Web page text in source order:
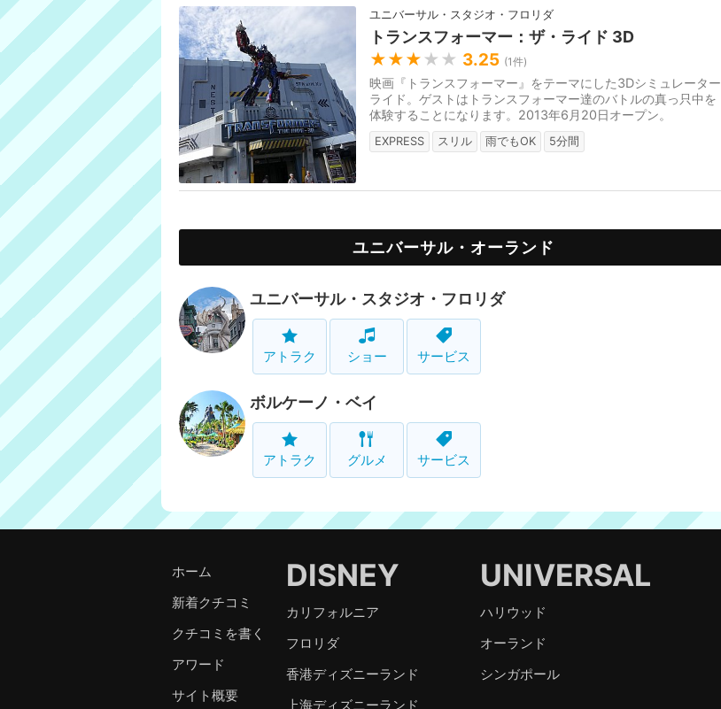
ユニバーサル・スタジオ・フロリダ
トランスフォーマー：ザ・ライド 3D
★★★ ★★ 3.25 (1件)
映画『トランスフォーマー』をテーマにした3Dシミュレーター
ライド。ゲストはトランスフォーマー達のバトルの真っ只中を
体験することになります。2013年6月20日オープン。
EXPRESS スリル 雨でもOK 5分間
ユニバーサル・オーランド
ユニバーサル・スタジオ・フロリダ
アトラク ショー サービス
ボルケーノ・ベイ
アトラク グルメ サービス
ホーム
新着クチコミ
クチコミを書く
アワード
サイト概要
DISNEY
カリフォルニア
フロリダ
香港ディズニーランド
上海ディズニーランド
UNIVERSAL
ハリウッド
オーランド
シンガポール